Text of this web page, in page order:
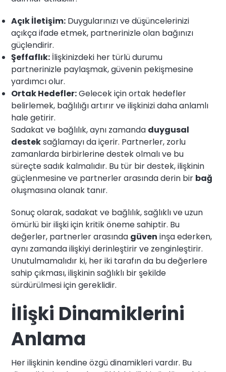
Açık İletişim: Duygularınızı ve düşüncelerinizi
açıkça ifade etmek, partnerinizle olan bağınızı
güçlendirir.
Şeffaflık: İlişkinizdeki her türlü durumu
partnerinizle paylaşmak, güvenin pekişmesine
yardımcı olur.
Ortak Hedefler:Gelecek için ortak hedefler
belirlemek, bağlılığı artırır ve ilişkinizi daha anlamlı
hale getirir.
Sadakat ve bağlılık, aynı zamanda duygusal
desteksağlamayı da içerir. Partnerler, zorlu
zamanlarda birbirlerine destek olmalı ve bu
süreçte sadık kalmalıdır. Bu tür bir destek, ilişkinin
güçlenmesine ve partnerler arasında derin bir bağ
oluşmasına olanak tanır.
Sonuç olarak, sadakat ve bağlılık, sağlıklı ve uzun
ömürlü bir ilişki için kritik öneme sahiptir. Bu
değerler, partnerler arasında güven inşa ederken,
aynı zamanda ilişkiyi derinleştirir ve zenginleştirir.
Unutulmamalıdır ki, her iki tarafın da bu değerlere
sahip çıkması, ilişkinin sağlıklı bir şekilde
sürdürülmesi için gereklidir.
İlişki Dinamiklerini
Anlama
Her ilişkinin kendine özgü dinamikleri vardır. Bu